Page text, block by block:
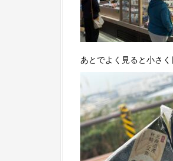
あとでよく見ると小さ